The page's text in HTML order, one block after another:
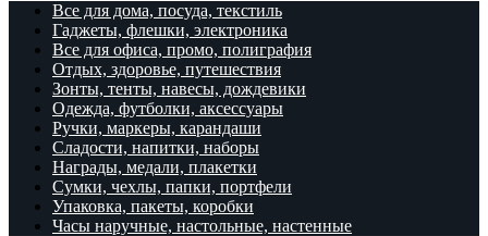
Все для дома, посуда, текстиль
Гаджеты, флешки, электроника
Все для офиса, промо, полиграфия
Отдых, здоровье, путешествия
Зонты, тенты, навесы, дождевики
Одежда, футболки, аксессуары
Ручки, маркеры, карандаши
Сладости, напитки, наборы
Награды, медали, плакетки
Сумки, чехлы, папки, портфели
Упаковка, пакеты, коробки
Часы наручные, настольные, настенные